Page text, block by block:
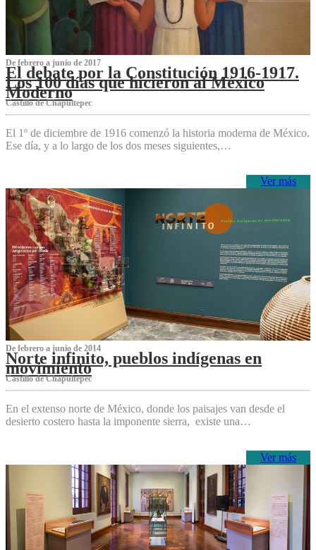
De febrero a junio de 2017
El debate por la Constitución 1916-1917.
Los 100 días que hicieron al México
Moderno
Castillo de Chapultepec
El 1º de diciembre de 1916 comenzó la historia moderna de México.
Ese día, y a lo largo de los dos meses siguientes,…
Ver más
De febrero a junio de 2014
Norte infinito, pueblos indígenas en
movimiento
Castillo de Chapultepec
En el extenso norte de México, donde los paisajes van desde el
desierto costero hasta la imponente sierra, existe una…
Ver más